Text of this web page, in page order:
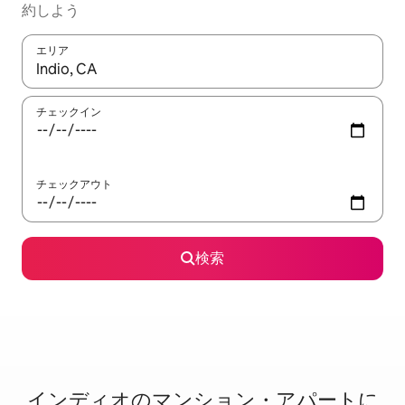
約しよう
エリア
検索結果が表示されたら、上下の矢印キーを使って移動するか
チェックイン
チェックアウト
検索